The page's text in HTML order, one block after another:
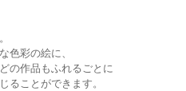
色彩の絵に、
の作品もふれるごとに
ることができます。